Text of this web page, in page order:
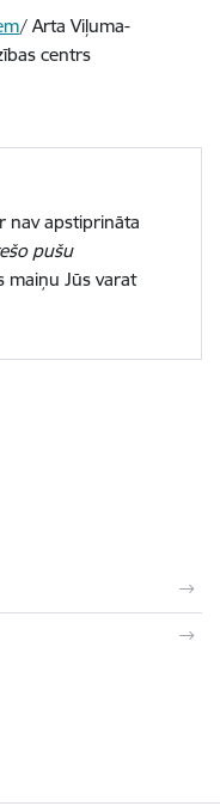
/ Arta Viļuma-
centrs
nav apstiprināta
pušu
maiņu Jūs varat